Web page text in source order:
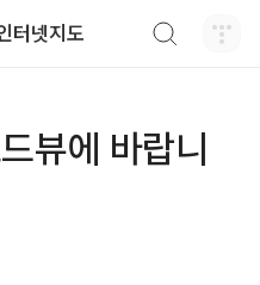
터넷지도
뷰에 바랍니